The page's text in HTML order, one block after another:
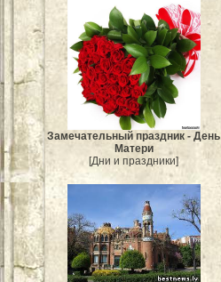
Замечательный праздник - День
Матери
[Дни и праздники]